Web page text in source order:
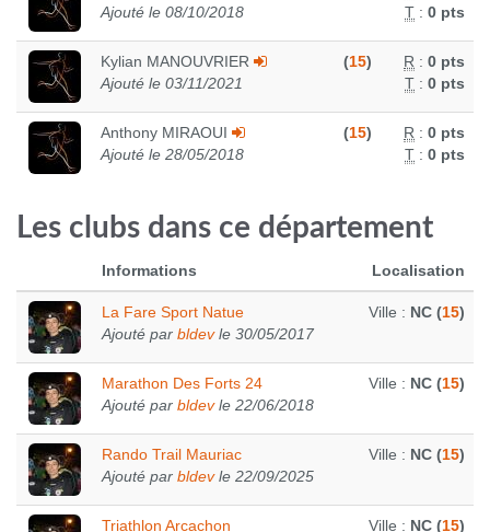
Ajouté le 08/10/2018
T : 0 pts
Kylian MANOUVRIER
Ajouté le 03/11/2021
(15) R : 0 pts
T : 0 pts
Anthony MIRAOUI
Ajouté le 28/05/2018
(15) R : 0 pts
T : 0 pts
Les clubs dans ce département
Informations Localisation
La Fare Sport Natue
Ajouté par bldevle 30/05/2017
Ville : NC (15)
Marathon Des Forts 24
Ajouté par bldevle 22/06/2018
Ville : NC (15)
Rando Trail Mauriac
Ajouté par bldevle 22/09/2025
Ville : NC (15)
Triathlon Arcachon
Ville : NC (15)